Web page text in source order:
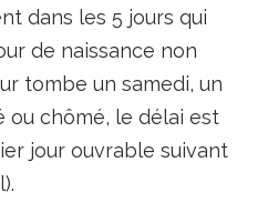
dans les 5 jours qui
de naissance non
tombe un samedi, un
ou chômé, le délai est
jour ouvrable suivant